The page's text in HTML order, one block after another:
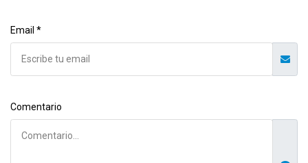
Email *
Comentario